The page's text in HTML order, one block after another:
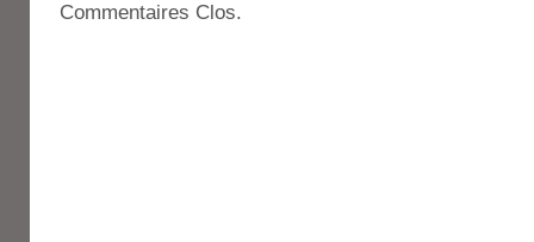
Commentaires Clos.